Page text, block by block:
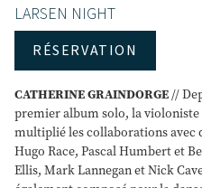
LARSEN NIGHT
RÉSERVATION
CATHERINE GRAINDORGE//
premier album solo, la
multiplié les collaborations avec
Hugo Race, Pascal Humbert et
Ellis, Mark Lannegan et Nick